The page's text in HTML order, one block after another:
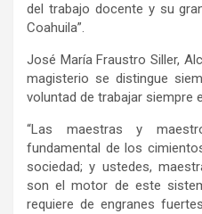
del trabajo docente y su
Coahuila”.
José María Fraustro Siller,
magisterio se distingue
voluntad de trabajar siempre
“Las maestras y
fundamental de los
sociedad; y ustedes,
son el motor de este
requiere de engranes